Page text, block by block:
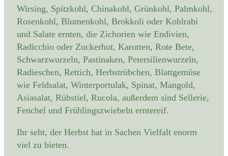
Wirsing, Spitzkohl, Chinakohl, Grünkohl, Palmkohl,
Rosenkohl, Blumenkohl, Brokkoli oder Kohlrabi
und Salate ernten, die Zichorien wie Endivien,
Radicchio oder Zuckerhut, Karotten, Rote Bete,
Schwarzwurzeln, Pastinaken, Petersilienwurzeln,
Radieschen, Rettich, Herbstrübchen, Blattgemüse
wie Feldsalat, Winterportulak, Spinat, Mangold,
Asiasalat, Rübstiel, Rucola, außerdem sind Sellerie,
Fenchel und Frühlingszwiebeln erntereif.
Ihr seht, der Herbst hat in Sachen Vielfalt enorm
viel zu bieten.